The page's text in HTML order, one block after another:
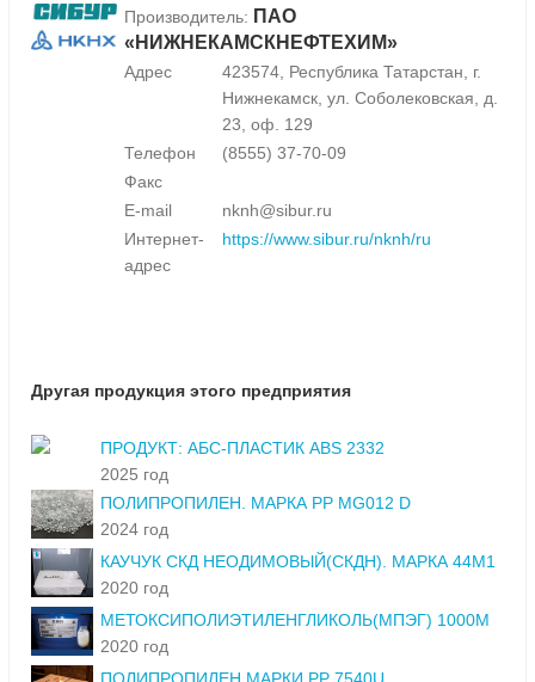
Производитель: ПАО
«НИЖНЕКАМСКНЕФТЕХИМ»
Адрес
423574, Республика Татарстан, г.
Нижнекамск, ул. Соболековская, д.
23, оф. 129
Телефон
(8555) 37-70-09
Факс
E-mail
nknh@sibur.ru
Интернет-
адрес
https://www.sibur.ru/nknh/ru
Другая продукция этого предприятия
ПРОДУКТ: АБС-ПЛАСТИК ABS 2332
2025 год
ПОЛИПРОПИЛЕН. МАРКА PP MG012 D
2024 год
КАУЧУК СКД НЕОДИМОВЫЙ(СКДН). МАРКА 44М1
2020 год
МЕТОКСИПОЛИЭТИЛЕНГЛИКОЛЬ(МПЭГ) 1000М
2020 год